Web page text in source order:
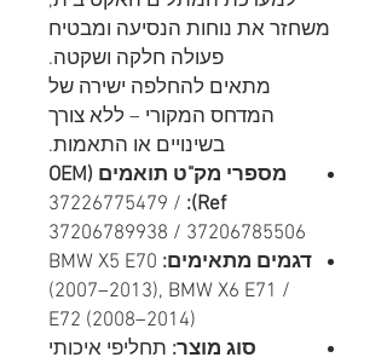
משחזר את נוחות הנסיעה ומבטיח
פעולה חלקה ושקטה.
מתאים להחלפה ישירה של
המדחס המקורי – ללא צורך
בשינויים או התאמות.
מספרי מק"ט תואמים (OEM
Ref):
37226775479 /
37206789938 / 37206785506
דגמים מתאימים: BMW X5 E70
(2007–2013), BMW X6 E71 /
E72 (2008–2014)
סוג מוצר: תחליפי איכותי